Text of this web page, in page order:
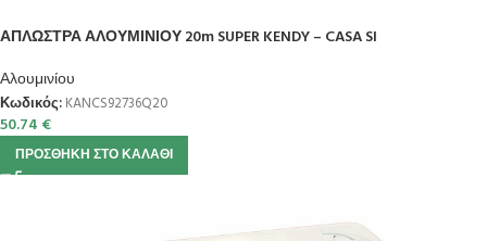
ΑΠΛΩΣΤΡΑ ΑΛΟΥΜΙΝΙΟΥ 20m SUPER KENDY – CASA SI
Αλουμινίου
Κωδικός: KANCS92736Q20
50.74 €
ΠΡΟΣΘΉΚΗ ΣΤΟ ΚΑΛΆΘΙ